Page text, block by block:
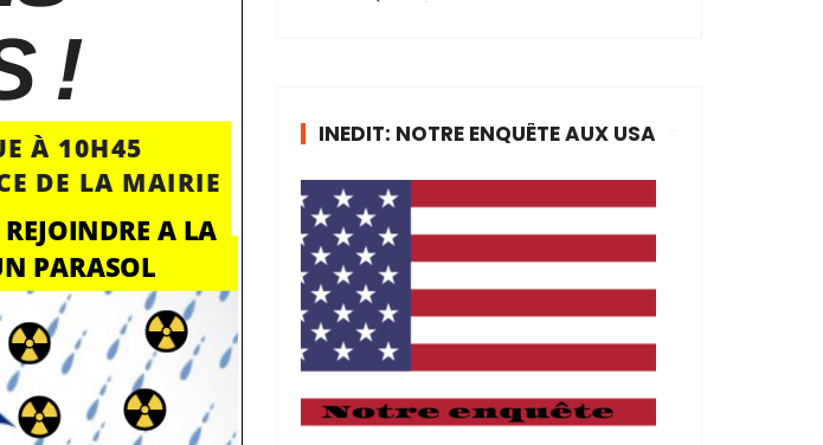
INEDIT: NOTRE ENQUÊTE AUX USA